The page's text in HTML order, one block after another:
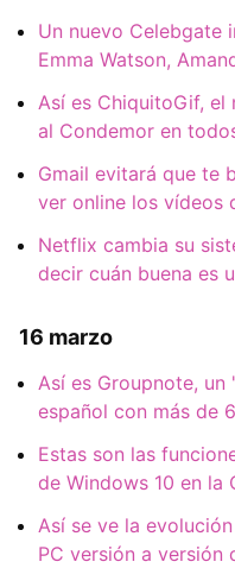
Un nuevo Celebgate
Emma Watson,
Así es ChiquitoGif,
al Condemor en
Gmail evitará que te
ver online los vídeos
Netflix cambia su
decir cuán buena es
16 marzo
Así es Groupnote, un
español con más de
Estas son las
de Windows 10 en la
Así se ve la
PC versión a versión